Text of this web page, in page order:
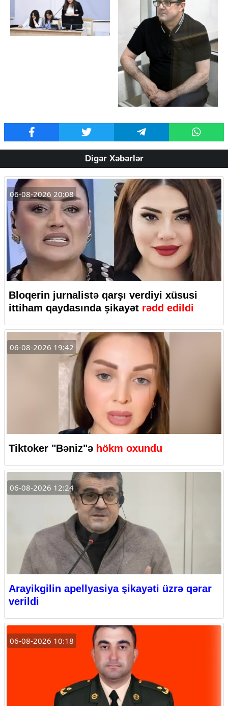
Digər Xəbərlər
06-08-2026 20:08
Bloqerin jurnalistə qarşı verdiyi xüsusi
ittiham qaydasında şikayət rədd edildi
06-08-2026 19:42
Tiktoker "Bəniz"ə hökm oxundu
06-08-2026 12:24
Arayikgilin apellyasiya şikayəti üzrə qərar
verildi
06-08-2026 10:18